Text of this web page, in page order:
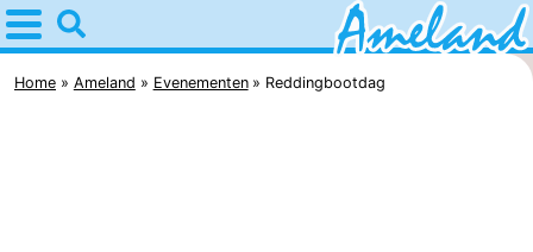
Home
Ameland
Home Ameland Evenementen Reddingbootdag